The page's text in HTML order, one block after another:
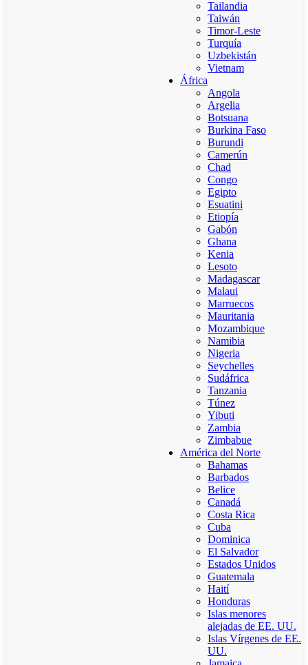
Tailandia
Taiwán
Timor-Leste
Turquía
Uzbekistán
Vietnam
África
Angola
Argelia
Botsuana
Burkina Faso
Burundi
Camerún
Chad
Congo
Egipto
Esuatini
Etiopía
Gabón
Ghana
Kenia
Lesoto
Madagascar
Malaui
Marruecos
Mauritania
Mozambique
Namibia
Nigeria
Seychelles
Sudáfrica
Tanzania
Túnez
Yibuti
Zambia
Zimbabue
América del Norte
Bahamas
Barbados
Belice
Canadá
Costa Rica
Cuba
Dominica
El Salvador
Estados Unidos
Guatemala
Haití
Honduras
Islas menores
alejadas de EE. UU.
Islas Vírgenes de EE.
UU.